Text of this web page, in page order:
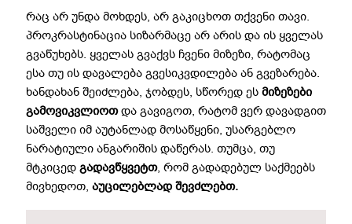
რაც არ უნდა მოხდეს, არ გაკიცხოთ თქვენი თავი.
პროკრასტინაცია სიზარმაცე არ არის და ის ყველას
გვაწუხებს. ყველას გვაქვს ჩვენი მიზეზი, რატომაც
ესა თუ ის დავალება გვესიკვდილება ან გვეზარება.
ხანდახან შეიძლება, ჯობდეს, სწორედ ეს მიზეზები
გამოვიკვლიოთდა გავიგოთ, რატომ ვერ დავადგით
საშველი იმ აუტანლად მოსაწყენი, უსარგებლო
ნარატიული ანგარიშის დაწერას. თუმცა, თუ
მტკიცედ გადავწყვეტთ, რომ გადადებულ საქმეებს
მივხედოთ, აუცილებლად შევძლებთ.